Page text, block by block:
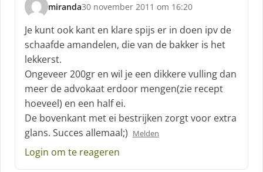
miranda
s
c
h
r
e
e
f
:
30 november 2011 om 16:20
Je kunt ook kant en klare spijs er in doen ipv de
schaafde amandelen, die van de bakker is het
lekkerst.
Ongeveer 200gr en wil je een dikkere vulling dan
meer de advokaat erdoor mengen(zie recept
hoeveel) en een half ei.
De bovenkant met ei bestrijken zorgt voor extra
glans. Succes allemaal;) Melden
Login om te reageren